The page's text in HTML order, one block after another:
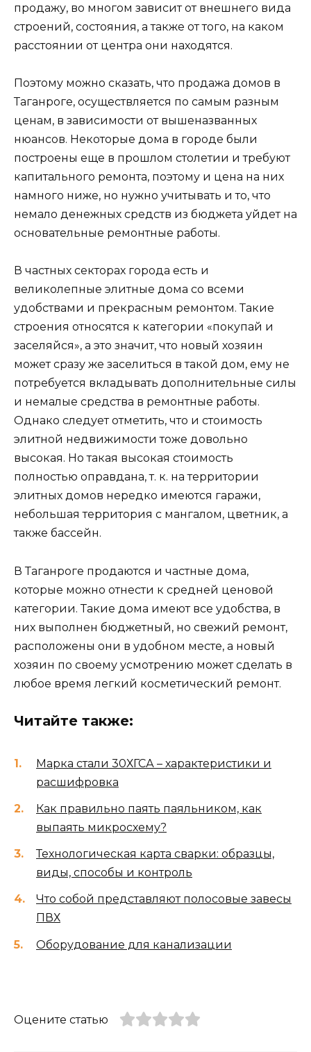
продажу, во многом зависит от внешнего вида
строений, состояния, а также от того, на каком
расстоянии от центра они находятся.
Поэтому можно сказать, что продажа домов в
Таганроге, осуществляется по самым разным
ценам, в зависимости от вышеназванных
нюансов. Некоторые дома в городе были
построены еще в прошлом столетии и требуют
капитального ремонта, поэтому и цена на них
намного ниже, но нужно учитывать и то, что
немало денежных средств из бюджета уйдет на
основательные ремонтные работы.
В частных секторах города есть и
великолепные элитные дома со всеми
удобствами и прекрасным ремонтом. Такие
строения относятся к категории «покупай и
заселяйся», а это значит, что новый хозяин
может сразу же заселиться в такой дом, ему не
потребуется вкладывать дополнительные силы
и немалые средства в ремонтные работы.
Однако следует отметить, что и стоимость
элитной недвижимости тоже довольно
высокая. Но такая высокая стоимость
полностью оправдана, т. к. на территории
элитных домов нередко имеются гаражи,
небольшая территория с мангалом, цветник, а
также бассейн.
В Таганроге продаются и частные дома,
которые можно отнести к средней ценовой
категории. Такие дома имеют все удобства, в
них выполнен бюджетный, но свежий ремонт,
расположены они в удобном месте, а новый
хозяин по своему усмотрению может сделать в
любое время легкий косметический ремонт.
Читайте также:
Марка стали 30ХГСА – характеристики и
расшифровка
Как правильно паять паяльником, как
выпаять микросхему?
Технологическая карта сварки: образцы,
виды, способы и контроль
Что собой представляют полосовые завесы
ПВХ
Оборудование для канализации
Оцените статью